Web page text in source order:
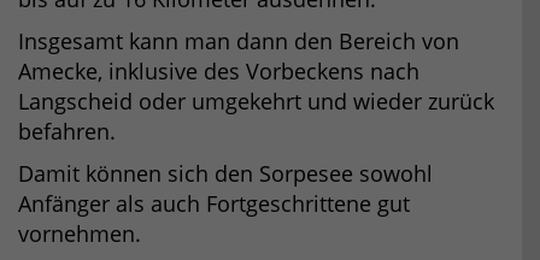
Insgesamt kann man dann den Bereich von
Amecke, inklusive des Vorbeckens nach
Langscheid oder umgekehrt und wieder zurück
befahren.
Damit können sich den Sorpesee sowohl
Anfänger als auch Fortgeschrittene gut
vornehmen.